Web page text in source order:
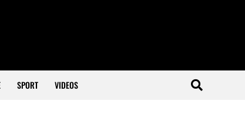
SPORT VIDEOS